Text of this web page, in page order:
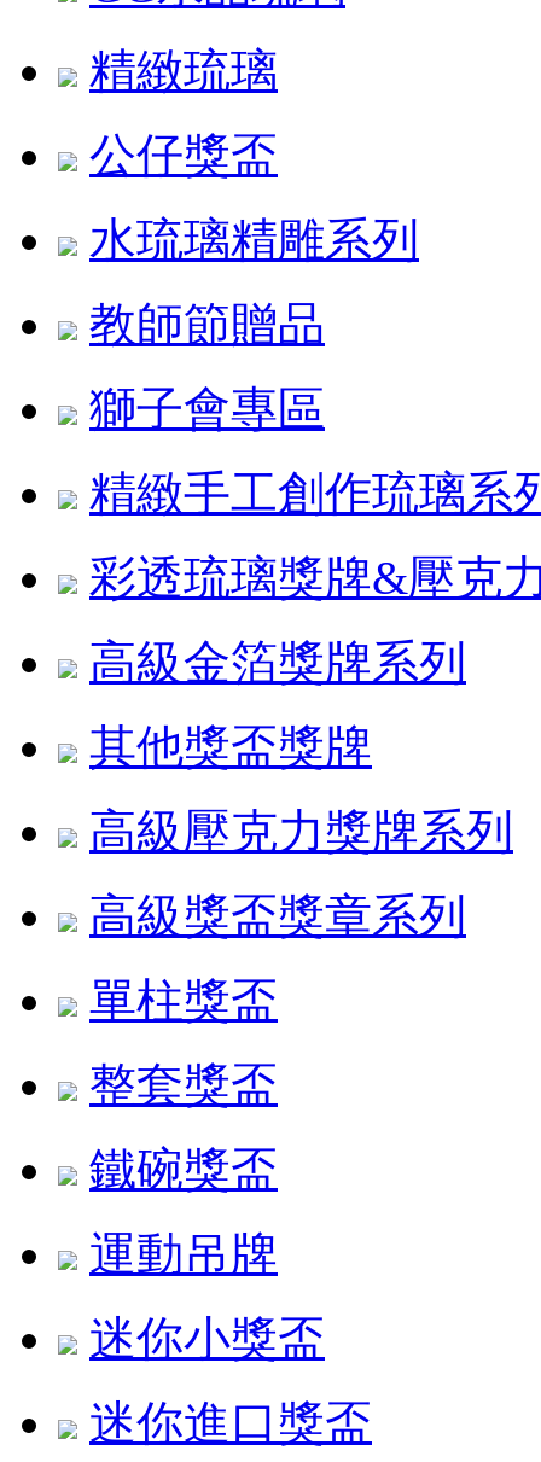
精緻琉璃
公仔獎盃
水琉璃精雕系列
教師節贈品
獅子會專區
精緻手工創作琉璃系
彩透琉璃獎牌&壓克
高級金箔獎牌系列
其他獎盃獎牌
高級壓克力獎牌系列
高級獎盃獎章系列
單柱獎盃
整套獎盃
鐵碗獎盃
運動吊牌
迷你小獎盃
迷你進口獎盃